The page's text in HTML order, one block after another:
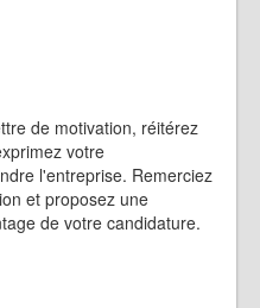
de motivation, réitérez
votre
l'entreprise. Remerciez
et proposez une
de votre candidature.